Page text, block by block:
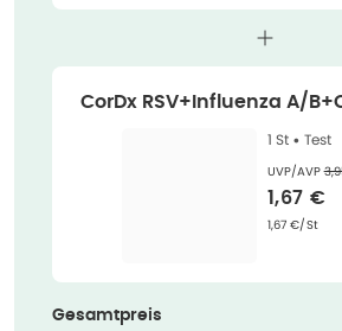
CorDx RSV+Influenza A/
mbo Ag Test 1 St
1 St • Test
UVP/AVP
1,67 €
Grundpreis
1,67 €/St
Gesamtpreis